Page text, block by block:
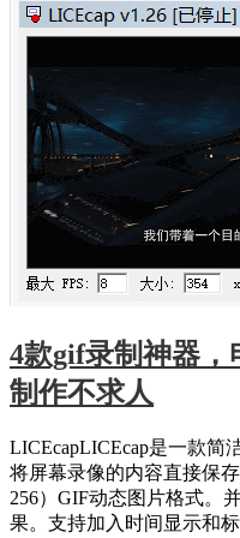
4款gif录制神器，
制作不求人
LICEcapLICEcap是一款简
将屏幕录像的内容直接保
256）GIF动态图片格式。
果。支持加入时间显示和